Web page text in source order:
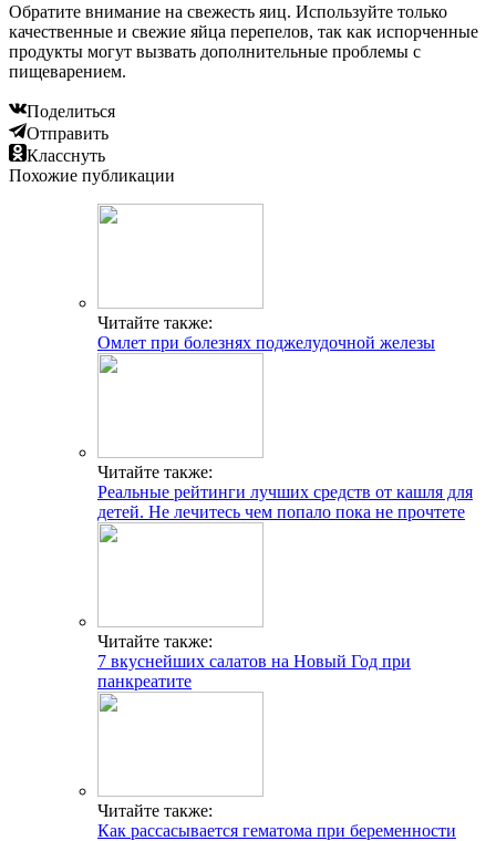
Обратите внимание на свежесть яиц. Используйте только
качественные и свежие яйца перепелов, так как испорченные
продукты могут вызвать дополнительные проблемы с
пищеварением.
Поделиться
Отправить
Класснуть
Похожие публикации
Читайте также:
Омлет при болезнях поджелудочной железы
Читайте также:
Реальные рейтинги лучших средств от кашля для
детей. Не лечитесь чем попало пока не прочтете
Читайте также:
7 вкуснейших салатов на Новый Год при
панкреатите
Читайте также:
Как рассасывается гематома при беременности